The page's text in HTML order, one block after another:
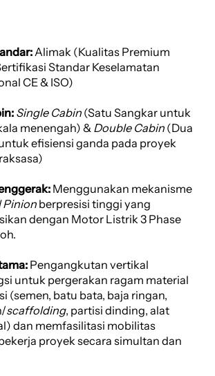
Alimak (Kualitas Premium
Standar Keselamatan
CE & ISO)
Single Cabin (Satu Sangkar untuk
menengah) & Double Cabin (Dua
efisiensi ganda pada proyek
Menggunakan mekanisme
Pinion berpresisi tinggi yang
dengan Motor Listrik 3 Phase
Pengangkutan vertikal
untuk pergerakan ragam material
(semen, batu bata, baja ringan,
scaffolding, partisi dinding, alat
dan memfasilitasi mobilitas
proyek secara simultan dan